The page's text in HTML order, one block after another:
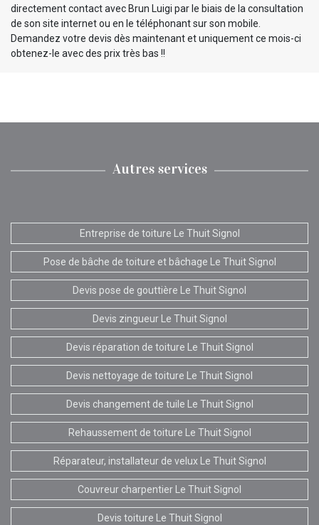
directement contact avec Brun Luigi par le biais de la consultation
de son site internet ou en le téléphonant sur son mobile.
Demandez votre devis dès maintenant et uniquement ce mois-ci
obtenez-le avec des prix très bas !!
Autres services
Entreprise de toiture Le Thuit Signol
Pose de bâche de toiture et bâchage Le Thuit Signol
Devis pose de gouttière Le Thuit Signol
Devis zingueur Le Thuit Signol
Devis réparation de toiture Le Thuit Signol
Devis nettoyage de toiture Le Thuit Signol
Devis changement de tuile Le Thuit Signol
Rehaussement de toiture Le Thuit Signol
Réparateur, installateur de velux Le Thuit Signol
Couvreur charpentier Le Thuit Signol
Devis toiture Le Thuit Signol